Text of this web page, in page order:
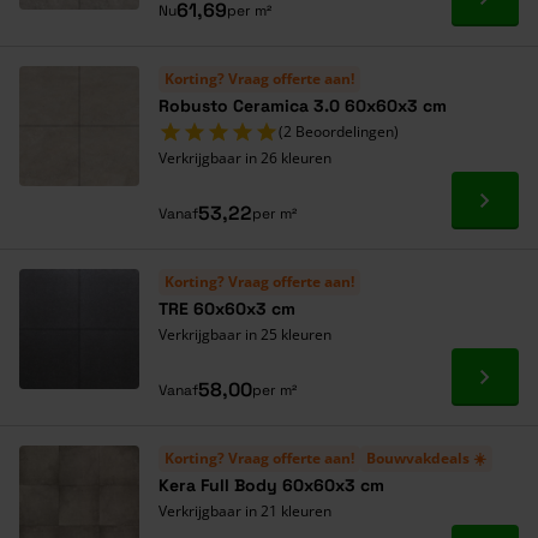
Nu61,69per m² Ga
Korting? Vraag offerte aan!
Robusto Ceramica 3.0 60x60x3 cm
(2 Beoordelingen)
Verkrijgbaar in 26 kleuren
Vanaf53,22per m² Ga
Korting? Vraag offerte aan!
TRE 60x60x3 cm
Verkrijgbaar in 25 kleuren
Vanaf58,00per m² Ga
Korting? Vraag offerte aan! Bouwvakdeals ☀️
Kera Full Body 60x60x3 cm
Verkrijgbaar in 21 kleuren